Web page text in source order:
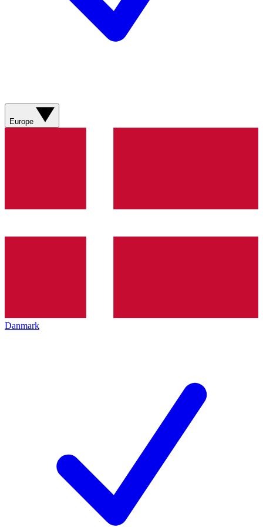
Europe
Danmark